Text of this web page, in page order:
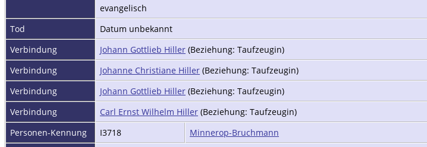
evangelisch
Tod
Datum unbekannt
Verbindung
Johann Gottlieb Hiller (Beziehung: Taufzeugin)
Verbindung
Johanne Christiane Hiller (Beziehung: Taufzeugin)
Verbindung
Johann Gottlieb Hiller (Beziehung: Taufzeugin)
Verbindung
Carl Ernst Wilhelm Hiller (Beziehung: Taufzeugin)
Personen-Kennung
I3718
Minnerop-Bruchmann